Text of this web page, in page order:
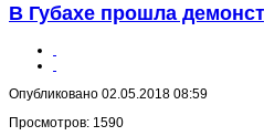
В Губахе прошла
Опубликовано 02.05.2018 08:59
Просмотров: 1590